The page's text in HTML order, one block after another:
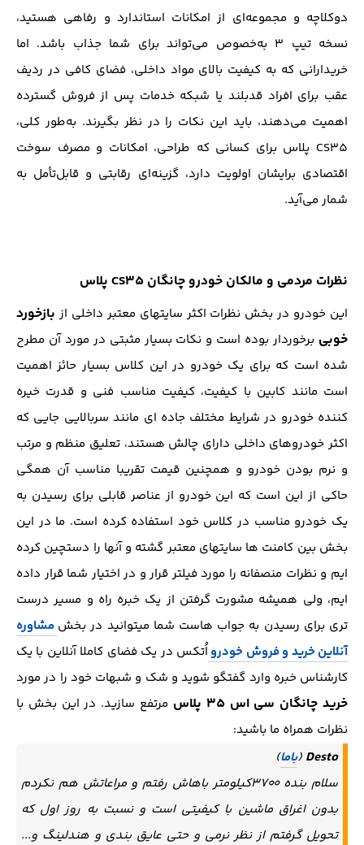
دوکلاچه و مجموعه‌ای از امکانات استاندارد و رفاهی هستید،
نسخه تیپ ۳ به‌خصوص می‌تواند برای شما جذاب باشد. اما
خریدارانی که به کیفیت بالای مواد داخلی، فضای کافی در ردیف
عقب برای افراد قدبلند یا شبکه خدمات پس از فروش گسترده
اهمیت می‌دهند، باید این نکات را در نظر بگیرند. به‌طور کلی،
CS35 پلاس برای کسانی که طراحی، امکانات و مصرف سوخت
اقتصادی برایشان اولویت دارد، گزینه‌ای رقابتی و قابل‌تأمل به
شمار می‌آید.
نظرات مردمی و مالکان خودرو چانگان CS35 پلاس
این خودرو در بخش نظرات اکثر سایتهای معتبر داخلی از بازخورد
خوبی برخوردار بوده است و نکات بسیار مثبتی در مورد آن مطرح
شده است که برای یک خودرو در این کلاس بسیار حائز اهمیت
است مانند کابین با کیفیت، کیفیت مناسب فنی و قدرت خیره
کننده خودرو در شرایط مختلف جاده ای مانند سربالایی جایی که
اکثر خودروهای داخلی دارای چالش هستند، تعلیق منظم و مرتب
و نرم بودن خودرو و همچنین قیمت تقریبا مناسب آن همگی
حاکی از این است که این خودرو از عناصر قابلی برای رسیدن به
یک خودرو مناسب در کلاس خود استفاده کرده است. ما در این
بخش بین کامنت ها سایتهای معتبر گشته و آنها را دستچین کرده
ایم و نظرات منصفانه را مورد فیلتر قرار و در اختیار شما قرار داده
ایم، ولی همیشه مشورت گرفتن از یک خبره راه و مسیر درست
تری برای رسیدن به جواب هاست شما میتوانید در بخش مشاوره
آنلاین خرید و فروش خودرو اُتکس در یک فضای کاملا آنلاین با یک
کارشناس خبره وارد گفتگو شوید و شک و شبهات خود را در مورد
خرید چانگان سی اس 35 پلاس
مرتفع سازید. در این بخش با
نظرات همراه ما باشید:
Desto
(باما)
سلام بنده ۳۷۰۰کیلومتر باهاش رفتم و مراعاتش هم نکردم
بدون اغراق ماشین با کیفیتی است و نسبت به روز اول که
تحویل گرفتم از نظر نرمی و حتی عایق بندی و هندلینگ و...